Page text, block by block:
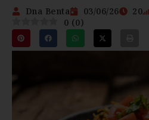
Dna Benta 03/06/26 20
0 (0)